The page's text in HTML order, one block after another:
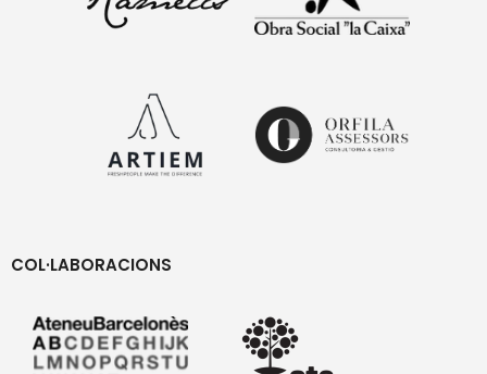
COL·LABORACIONS